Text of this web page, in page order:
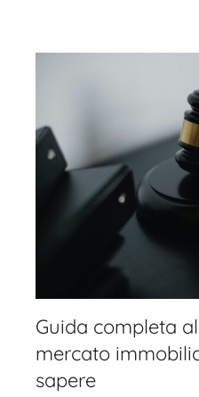
Guida completa
mercato
sapere